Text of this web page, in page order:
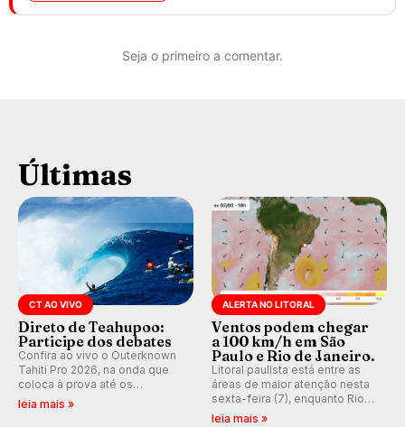
Seja o primeiro a comentar.
Últimas
CT AO VIVO
Direto de Teahupoo:
Participe dos debates
Confira ao vivo o Outerknown
Tahiti Pro 2026, na onda que
coloca à prova até os
melhores surfistas do mundo.
leia mais »
ALERTA NO LITORAL
Ventos podem chegar
a 100 km/h em São
Paulo e Rio de Janeiro.
Litoral paulista está entre as
áreas de maior atenção nesta
sexta-feira (7), enquanto Rio
de Janeiro também recebe
leia mais »